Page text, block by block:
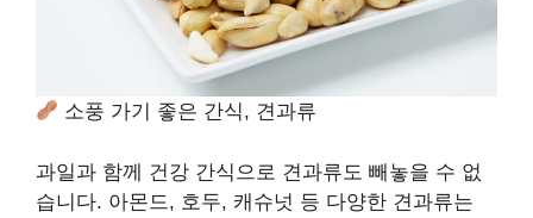
소풍 가기 좋은 간식, 견과류
과일과 함께 건강 간식으로 견과류도 빼놓을 수 없
습니다. 아몬드, 호두, 캐슈넛 등 다양한 견과류는